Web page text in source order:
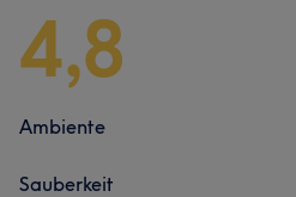
4,8
Ambiente
Sauberkeit